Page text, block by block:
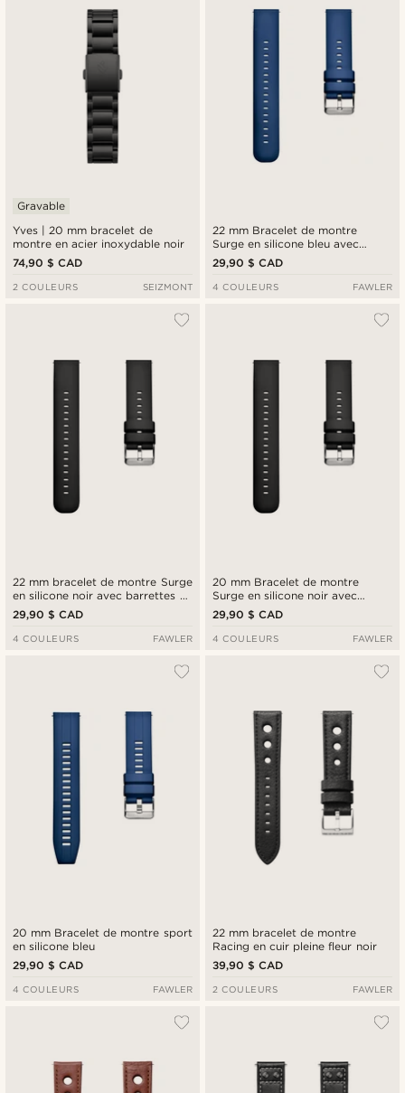
Yves | 20 mm bracelet de
montre en acier inoxydable noir
Gravable
74,90 $ CAD
2 COULEURS SEIZMONT
22 mm Bracelet de montre
Surge en silicone bleu avec
barrettes à dégagement rapide
29,90 $ CAD
4 COULEURS FAWLER
22 mm bracelet de montre Surge
en silicone noir avec barrettes à
dégagement rapide
29,90 $ CAD
4 COULEURS FAWLER
20 mm Bracelet de montre
Surge en silicone noir avec
barrettes à dégagement rapide
29,90 $ CAD
4 COULEURS FAWLER
20 mm Bracelet de montre sport
en silicone bleu
29,90 $ CAD
4 COULEURS FAWLER
22 mm bracelet de montre
Racing en cuir pleine fleur noir
39,90 $ CAD
2 COULEURS FAWLER